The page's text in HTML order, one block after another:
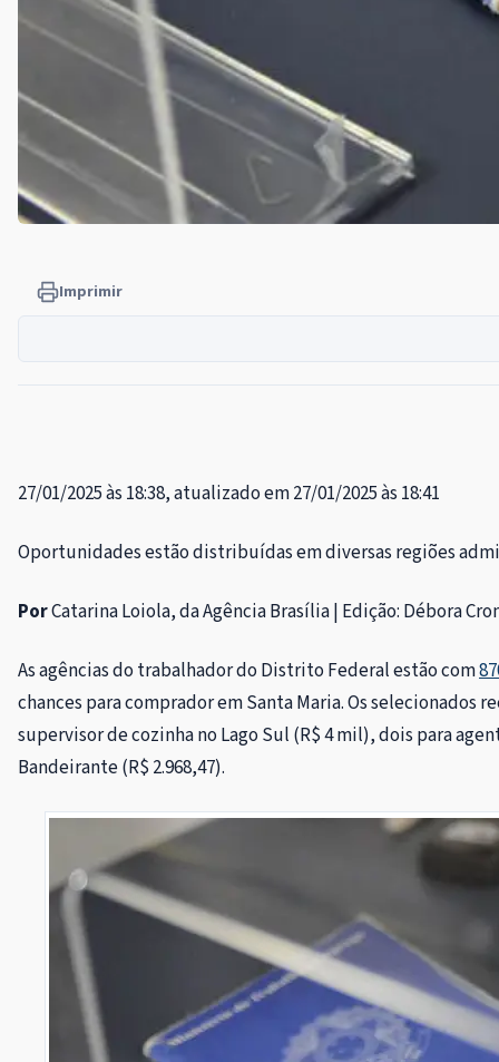
Imprimir
27/01/2025 às 18:38, atualizado em 27/01/2025 às 18:41
Oportunidades estão distribuídas em diversas regiões
PorCatarina Loiola, da Agência Brasília | Edição: Débora
As agências do trabalhador do Distrito Federal estão com
chances para comprador em Santa Maria. Os
supervisor de cozinha no Lago Sul (R$ 4 mil), dois para
Bandeirante (R$ 2.968,47).